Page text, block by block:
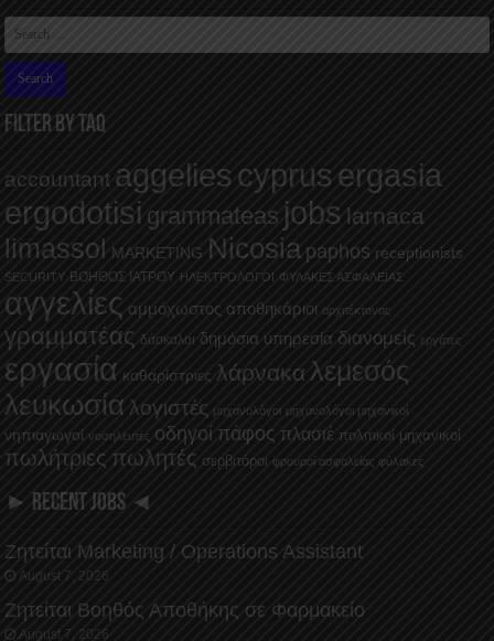
FILTER BY TAQ
accountant aggeliescyprusergasia
ergodotisi grammateas jobs larnaca
limassol MARKETING Nicosia paphos receptionists
SECURITY ΒΟΗΘΟΣ ΙΑΤΡΟΥ ΗΛΕΚΤΡΟΛΟΓΟΙ ΦΥΛΑΚΕΣ ΑΣΦΑΛΕΙΑΣ
αγγελίες αμμόχωστος αποθηκάριοι αρχιτέκτονας
γραμματέας δάσκαλοι δημόσια υπηρεσία διανομείς εργάτες
εργασία καθαρίστριες λάρνακα λεμεσός
λευκωσία λογιστές μηχανολόγοι μηχανολόγοι μηχανικοί
νηπιαγωγοί νοσηλευτές οδηγοί πάφος πλασιέ πολιτικοί μηχανικοί
πωλήτριες πωλητές σερβιτόροι φρουροί ασφαλείας φύλακες
► RECENT JOBS ◄
Ζητείται Marketing / Operations Assistant
August 7, 2026
Ζητείται Βοηθός Αποθήκης σε Φαρμακείο
August 7, 2026